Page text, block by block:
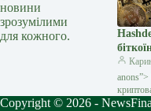
новини
зрозумілими
для кожного.
Zero
Copyright © 2026 -